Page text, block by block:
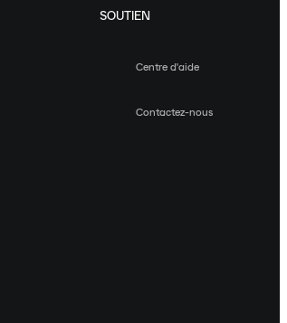
SOUTIEN
Centre d'aide
Contactez-nous